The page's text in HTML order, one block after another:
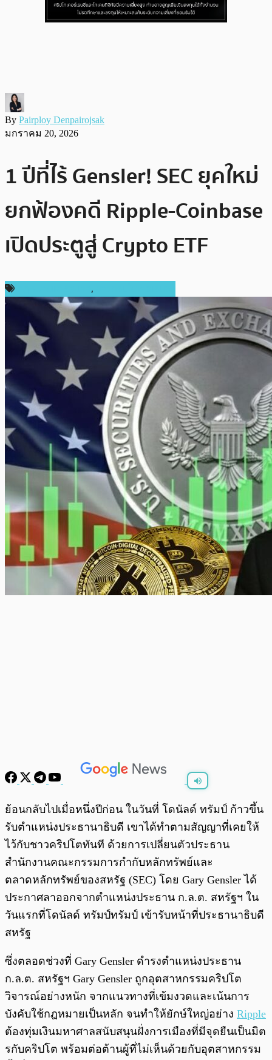
By Pairploy Denpairojsak
มกราคม 20, 2026
1 ปีที่ไร้ Gensler! SEC ยุคใหม่
ยกฟ้องคดี Ripple-Coinbase
เปิดประตูสู่ Crypto ETF
,
พร้อมเล่น 0:00 / 0:00
ย้อนกลับไปเมื่อหนึ่งปีก่อน ในวันที่ โดนัลด์ ทรัมป์ ก้าวขึ้น
รับตำแหน่งประธานาธิบดี เขาได้ทำตามสัญญาที่เคยให้
ไว้กับชาวคริปโตทันที ด้วยการเปลี่ยนตัวประธาน
สำนักงานคณะกรรมการกำกับหลักทรัพย์และ
ตลาดหลักทรัพย์ของสหรัฐ (SEC) โดย Gary Gensler ได้
ประกาศลาออกจากตำแหน่งประธาน ก.ล.ต. สหรัฐฯ ใน
วันแรกที่โดนัลด์ ทรัมป์ทรัมป์ เข้ารับหน้าที่ประธานาธิบดี
สหรัฐ
ซึ่งตลอดช่วงที่ Gary Gensler ดำรงตำแหน่งประธาน
ก.ล.ต. สหรัฐฯ Gary Gensler ถูกอุตสาหกรรมคริปโต
วิจารณ์อย่างหนัก จากแนวทางที่เข้มงวดและเน้นการ
บังคับใช้กฎหมายเป็นหลัก จนทำให้ยักษ์ใหญ่อย่าง Ripple
ต้องทุ่มเงินมหาศาลสนับสนุนฝั่งการเมืองที่มีจุดยืนเป็นมิต
รกับคริปโต พร้อมต่อต้านผู้ที่ไม่เห็นด้วยกับอุตสาหกรรม